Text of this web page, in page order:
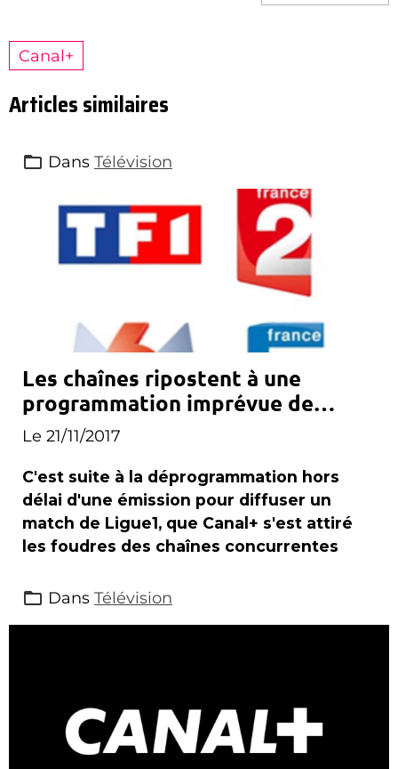
Canal+
Articles similaires
Dans Télévision
Les chaînes ripostent à une
programmation imprévue de
Canal+
Le 21/11/2017
C'est suite à la déprogrammation hors
délai d'une émission pour diffuser un
match de Ligue1, que Canal+ s'est attiré
les foudres des chaînes concurrentes
Dans Télévision